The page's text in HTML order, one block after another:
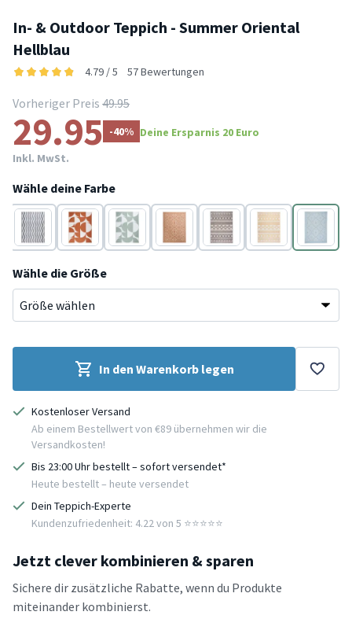
In- & Outdoor Teppich - Summer Oriental
Hellblau
4.79 / 5 57 Bewertungen
Vorheriger Preis 49.95
29.95 -40% Deine Ersparnis 20 Euro
Inkl. MwSt.
Wähle deine Farbe
Grau TerracottaGrün TerracottaGrau Gelb
Blau
Wähle die Größe
In den Warenkorb legen
Kostenloser Versand
Ab einem Bestellwert von €89 übernehmen wir die
Versandkosten!
Bis 23:00 Uhr bestellt – sofort versendet*
Heute bestellt – heute versendet
Dein Teppich-Experte
Kundenzufriedenheit: 4.22 von 5 ⭐️⭐️⭐️⭐️⭐️
Jetzt clever kombinieren & sparen
Sichere dir zusätzliche Rabatte, wenn du Produkte
miteinander kombinierst.